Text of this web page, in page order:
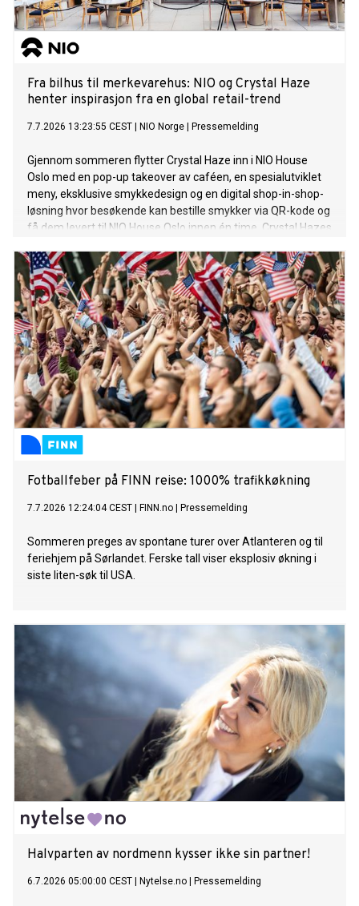
Fra bilhus til merkevarehus: NIO og Crystal Haze
henter inspirasjon fra en global retail-trend
7.7.2026 13:23:55 CEST NIO Norge Pressemelding
Gjennom sommeren flytter Crystal Haze inn i NIO House
Oslo med en pop-up takeover av caféen, en spesialutviklet
meny, eksklusive smykkedesign og en digital shop-in-shop-
løsning hvor besøkende kan bestille smykker via QR-kode og
få dem levert til NIO House Oslo innen én time. Crystal Hazes
opplevelsen og knytte de to merkevarenes universer
sammen.
Fotballfeber på FINN reise: 1000% trafikkøkning
7.7.2026 12:24:04 CEST FINN.no Pressemelding
Sommeren preges av spontane turer over Atlanteren og til
feriehjem på Sørlandet. Ferske tall viser eksplosiv økning i
siste liten-søk til USA.
Halvparten av nordmenn kysser ikke sin partner!
6.7.2026 05:00:00 CEST Nytelse.no Pressemelding